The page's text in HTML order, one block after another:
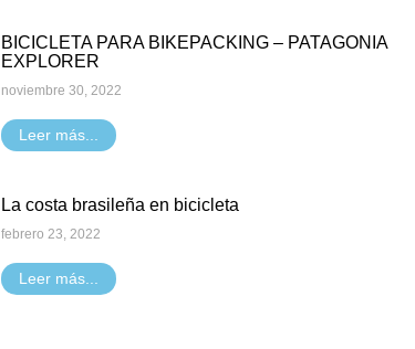
BICICLETA PARA BIKEPACKING – PATAGONIA
EXPLORER
noviembre 30, 2022
Leer más...
La costa brasileña en bicicleta
febrero 23, 2022
Leer más...